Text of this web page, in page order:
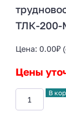
ТЛК-200-
Цена: 0.00₽
Цены
В